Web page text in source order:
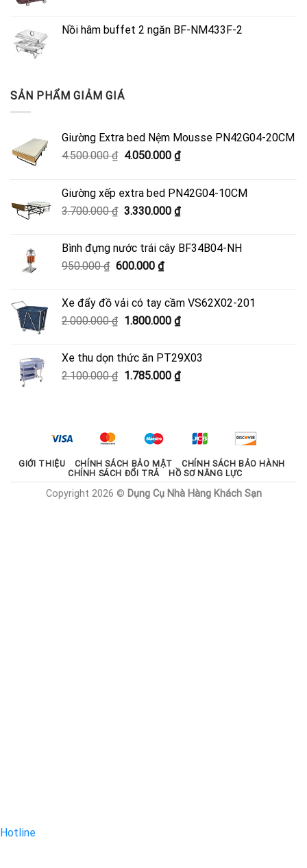
Nồi hâm buffet 2 ngăn BF-NM433F-2
SẢN PHẨM GIẢM GIÁ
Giường Extra bed Nệm Mousse PN42G04-20CM
4.500.000₫ Giá
4.500.000 ₫.
4.050.000 ₫Giá
là:
4.050.000 ₫.
Giường xếp extra bed PN42G04-10CM
3.700.000₫ Giá
3.700.000 ₫.
3.330.000 ₫Giá
là:
Bình đựng nước trái cây BF34B04-NH
950.000₫ Giá
950.000 ₫.
600.000 ₫Giá
là:
600.000 ₫.
Xe đẩy đồ vải có tay cầm VS62X02-201
2.000.000₫ Giá
2.000.000 ₫.
1.800.000 ₫Giá
là:
1.800.000 ₫.
Xe thu dọn thức ăn PT29X03
2.100.000₫ Giá
1.785.000 ₫Giá
1.785.000 ₫.
GIỚI THIỆU CHÍNH SÁCH BẢO MẬT
CHÍNH SÁCH BẢO HÀNH
CHÍNH SÁCH ĐỔI TRẢ
HỒ SƠ NĂNG LỰC
Copyright 2026 © Dụng Cụ Nhà Hàng Khách Sạn
Hotline